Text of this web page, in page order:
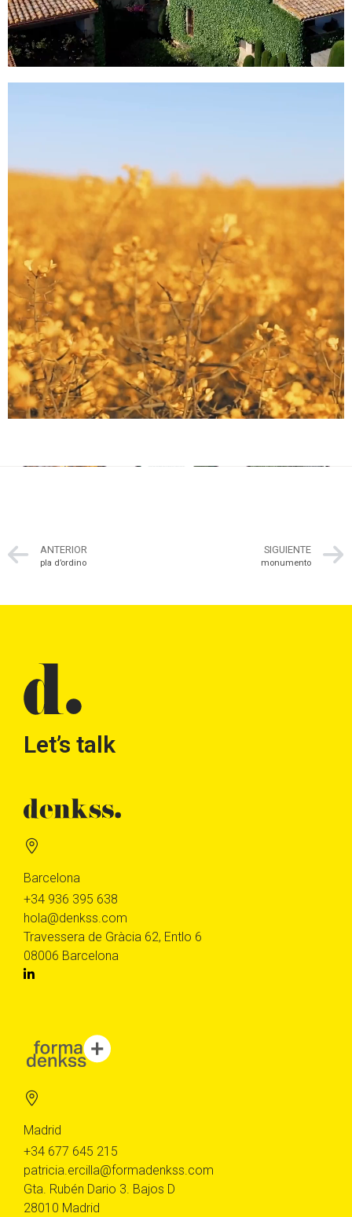
ANTERIOR
pla d’ordino
SIGUIENTE
monumento
Let’s talk
Barcelona
+34 936 395 638
hola@denkss.com
Travessera de Gràcia 62, Entlo 6
08006 Barcelona
Madrid
+34 677 645 215
patricia.ercilla@formadenkss.com
Gta. Rubén Dario 3. Bajos D
28010 Madrid